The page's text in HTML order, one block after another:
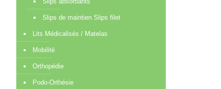
Slips de maintien Slips filet
Lits Médicalisés / Matelas
Mobilité
Orthopédie
Podo-Orthésie